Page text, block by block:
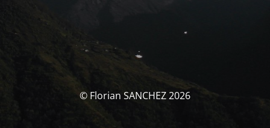
© Florian SANCHEZ 2026